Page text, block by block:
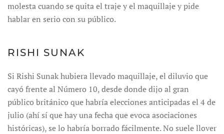
molesta cuando se quita el traje y el maquillaje y pide
hablar en serio con su público.
RISHI SUNAK
Si Rishi Sunak hubiera llevado maquillaje, el diluvio que
cayó frente al Número 10, desde donde dijo al gran
público británico que habría elecciones anticipadas el 4 de
julio (ahí sí que hay una fecha que evoca asociaciones
históricas), se lo habría borrado fácilmente. No suele llover